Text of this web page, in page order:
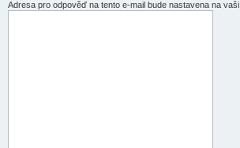
Adresa pro odpověď na tento e-mail bude nastavena na vaši.